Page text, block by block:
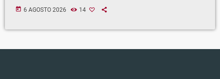
today 6 AGOSTO 2026 14